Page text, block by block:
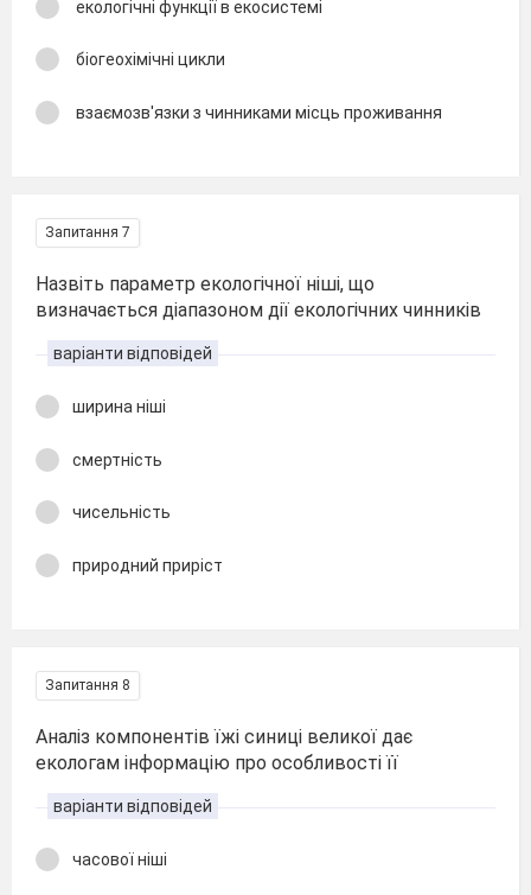
екологічні функції в екосистемі
біогеохімічні цикли
взаємозв'язки з чинниками місць проживання
Запитання 7
Назвіть параметр екологічної ніші, що
визначається діапазоном дії екологічних чинників
варіанти відповідей
ширина ніші
смертність
чисельність
природний приріст
Запитання 8
Аналіз компонентів їжі синиці великої дає
екологам інформацію про особливості її
варіанти відповідей
часової ніші